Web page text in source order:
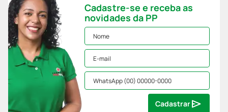
Cadastre-se e receba as
novidades da PP
Cadastrar